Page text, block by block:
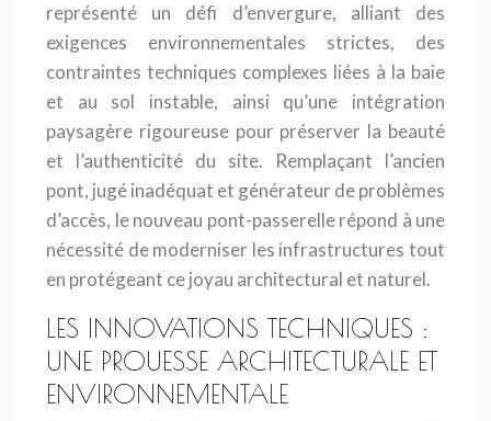
représenté un défi d’envergure, alliant des
exigences environnementales strictes, des
contraintes techniques complexes liées à la baie
et au sol instable, ainsi qu’une intégration
paysagère rigoureuse pour préserver la beauté
et l’authenticité du site. Remplaçant l’ancien
pont, jugé inadéquat et générateur de problèmes
d’accès, le nouveau pont-passerelle répond à une
nécessité de moderniser les infrastructures tout
en protégeant ce joyau architectural et naturel.
LES INNOVATIONS TECHNIQUES :
UNE PROUESSE ARCHITECTURALE ET
ENVIRONNEMENTALE